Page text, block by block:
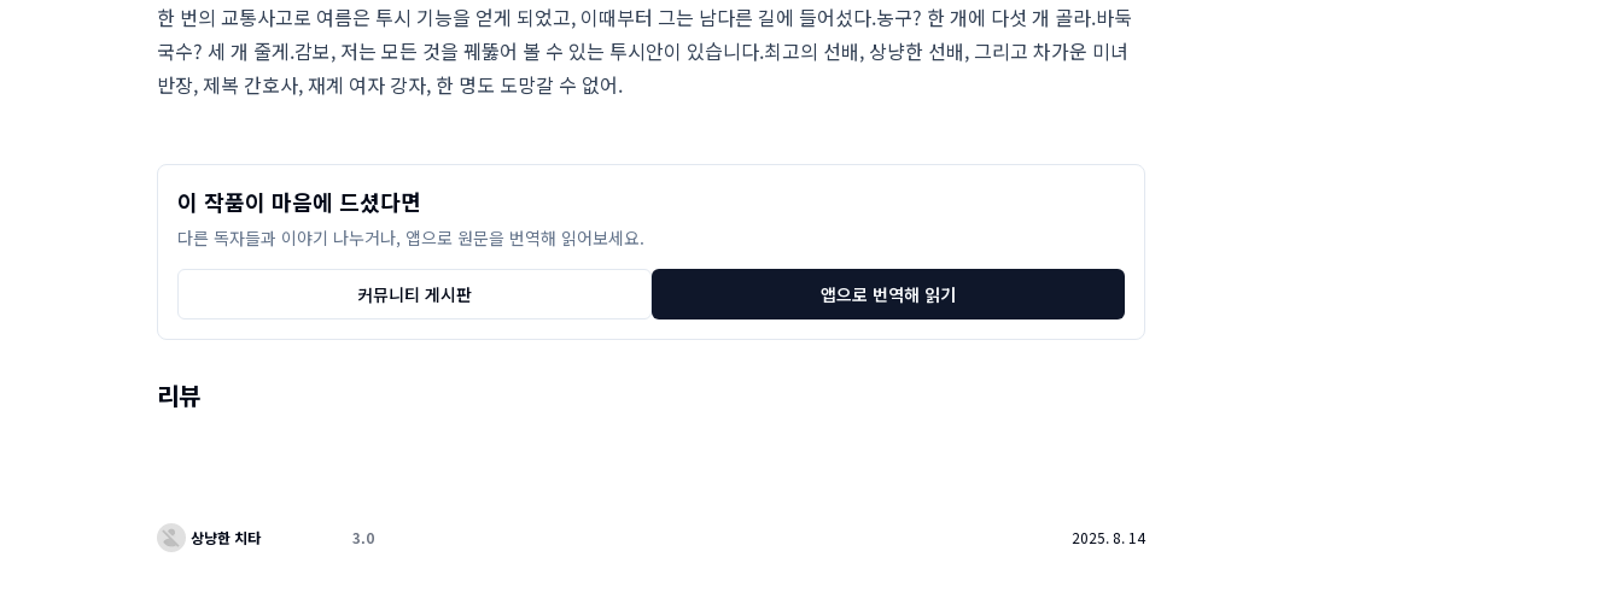
한 번의 교통사고로 여름은 투시 기능을 얻게 되었고, 이때부터 그는 남다른 길에 들어섰다.농구? 한 개에 다섯 개 골라.바둑
국수? 세 개 줄게.감보, 저는 모든 것을 꿰뚫어 볼 수 있는 투시안이 있습니다.최고의 선배, 상냥한 선배, 그리고 차가운 미녀
반장, 제복 간호사, 재계 여자 강자, 한 명도 도망갈 수 없어.
이 작품이 마음에 드셨다면
다른 독자들과 이야기 나누거나, 앱으로 원문을 번역해 읽어보세요.
커뮤니티 게시판 앱으로 번역해 읽기
리뷰
상냥한 치타 3.0 2025. 8. 14